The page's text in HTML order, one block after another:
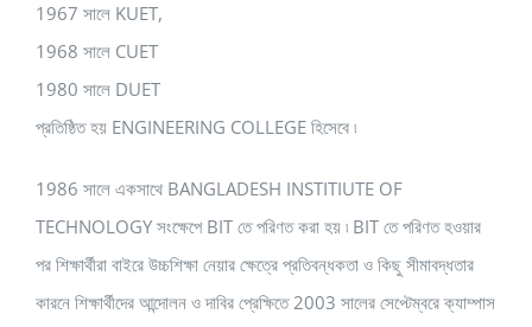
1967 সালে KUET,
1968 সালে CUET
1980 সালে DUET
প্রতিষ্ঠিত হয় ENGINEERING COLLEGE হিসেবে ৷
1986 সালে একসাথে BANGLADESH INSTITIUTE OF
TECHNOLOGY সংক্ষেপে BIT তে পরিণত করা হয় ৷ BIT তে পরিণত হওয়ার
পর শিক্ষার্থীরা বাইরে উচ্চশিক্ষা নেয়ার ক্ষেত্রে প্রতিবন্ধকতা ও কিছু সীমাবদ্ধতার
কারনে শিক্ষার্থীদের আন্দোলন ও দাবির প্রেক্ষিতে 2003 সালের সেপ্টেম্বরে ক্যাম্পাস